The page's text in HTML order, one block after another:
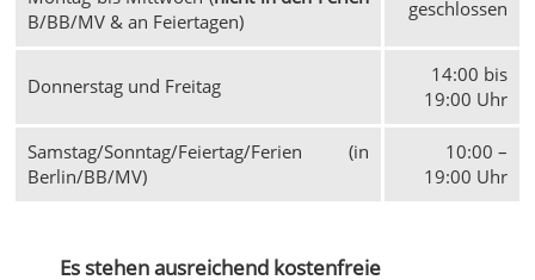
B/BB/MV & an Feiertagen)
geschlossen
Donnerstag und Freitag
14:00 bis
19:00 Uhr
Samstag/Sonntag/Feiertag/Ferien (in
Berlin/BB/MV)
10:00 –
19:00 Uhr
Es stehen ausreichend kostenfreie